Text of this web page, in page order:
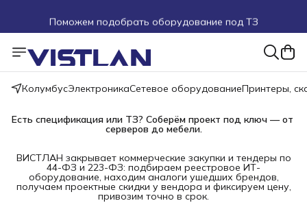
Поможем подобрать оборудование под ТЗ
Пуско-наладочные работы
Пришлите запрос на e-mail или в чат
Более 100 000 позиций в наличии и под заказ
КолумбусЭлектроникаСетевое оборудованиеПринтеры,
Есть спецификация или ТЗ? Соберём проект под ключ — от
серверов до мебели.
ВИСТЛАН закрывает коммерческие закупки и тендеры по
44-ФЗ и 223-ФЗ: подбираем реестровое ИТ-
оборудование, находим аналоги ушедших брендов,
получаем проектные скидки у вендора и фиксируем цену,
привозим точно в срок.